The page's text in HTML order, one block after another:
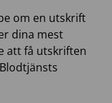
om en utskrift
dina mest
att få utskriften